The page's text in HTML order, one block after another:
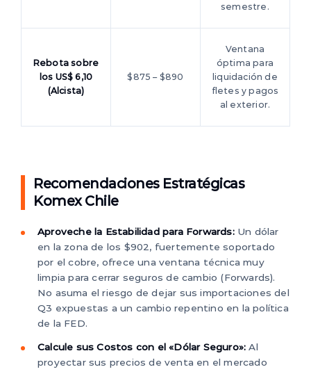
semestre.
Rebota sobre
los US$ 6,10
(Alcista)
$875 – $890
Ventana
óptima para
liquidación de
fletes y pagos
al exterior.
Recomendaciones Estratégicas
Komex Chile
Aproveche la Estabilidad para Forwards:Un dólar
en la zona de los $902, fuertemente soportado
por el cobre, ofrece una ventana técnica muy
limpia para cerrar seguros de cambio (Forwards).
No asuma el riesgo de dejar sus importaciones del
Q3 expuestas a un cambio repentino en la política
de la FED.
Calcule sus Costos con el «Dólar Seguro»: Al
proyectar sus precios de venta en el mercado